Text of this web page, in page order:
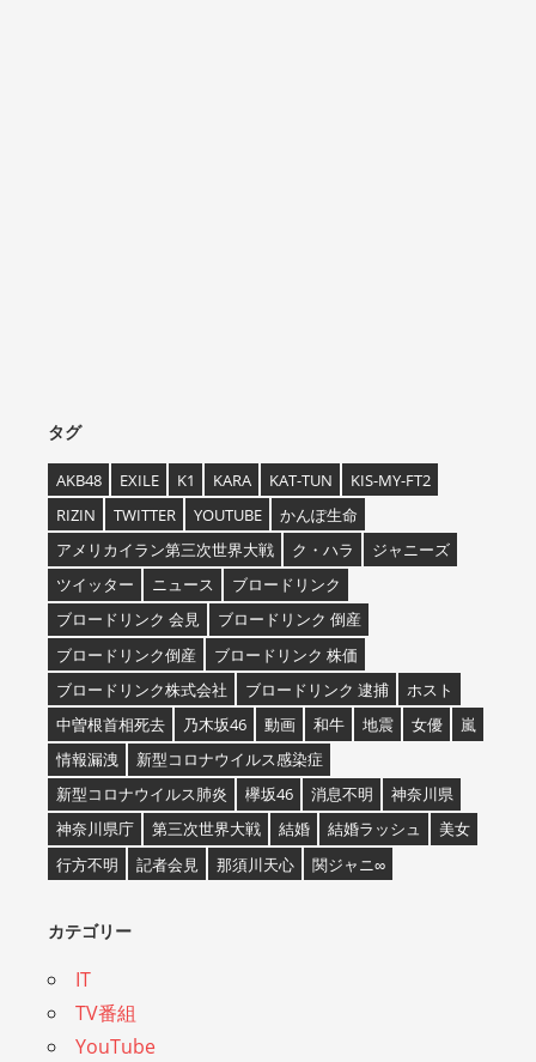
タグ
AKB48 EXILE K1 KARA KAT-TUN
KIS-MY-FT2
RIZIN
TWITTER YOUTUBE
かんぽ生命
アメリカイラン第三次世界大戦
ク・ハラ
ジャニーズ
ツイッター
ニュース
ブロードリンク
ブロードリンク 会見
ブロードリンク 倒産
ブロードリンク倒産
ブロードリンク 株価
ブロードリンク株式会社
ブロードリンク 逮捕
ホスト
中曽根首相死去
乃木坂46 動画 和牛 地震 女優
嵐
情報漏洩
新型コロナウイルス感染症
新型コロナウイルス肺炎
欅坂46 消息不明
神奈川県
神奈川県庁
第三次世界大戦 結婚 結婚ラッシュ
美女
行方不明
記者会見 那須川天心 関ジャニ∞
カテゴリー
IT
TV番組
YouTube